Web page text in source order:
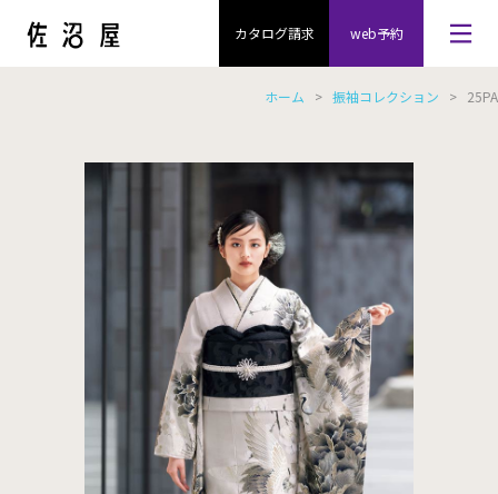
カタログ請求 web予約
ホーム > 振袖コレクション > 25PA